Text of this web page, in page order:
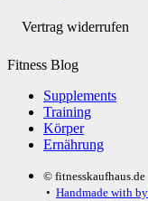
Vertrag widerrufen
Fitness Blog
Supplements
Training
Körper
Ernährung
© fitnesskaufhaus.de
• Handmade with